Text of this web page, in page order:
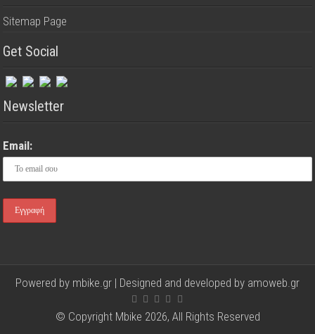
Sitemap Page
Get Social
Newsletter
Email:
Powered by mbike.gr | Designed and developed by amoweb.gr
© Copyright Mbike 2026, All Rights Reserved